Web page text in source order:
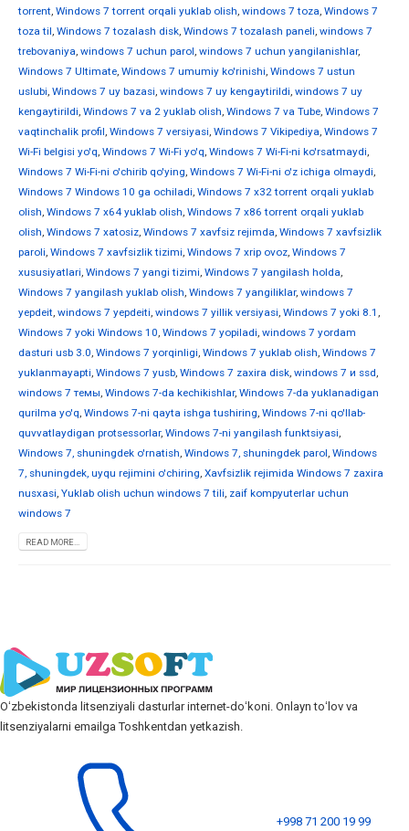
torrent, Windows 7 torrent orqali yuklab olish, windows 7 toza, Windows 7
toza til, Windows 7 tozalash disk, Windows 7 tozalash paneli, windows 7
trebovaniya, windows 7 uchun parol, windows 7 uchun yangilanishlar,
Windows 7 Ultimate, Windows 7 umumiy ko'rinishi, Windows 7 ustun
uslubi, Windows 7 uy bazasi, windows 7 uy kengaytirildi, windows 7 uy
kengaytirildi, Windows 7 va 2 yuklab olish, Windows 7 va Tube, Windows 7
vaqtinchalik profil, Windows 7 versiyasi, Windows 7 Vikipediya, Windows 7
Wi-Fi belgisi yo'q, Windows 7 Wi-Fi yo'q, Windows 7 Wi-Fi-ni ko'rsatmaydi,
Windows 7 Wi-Fi-ni o'chirib qo'ying, Windows 7 Wi-Fi-ni o'z ichiga olmaydi,
Windows 7 Windows 10 ga ochiladi, Windows 7 x32 torrent orqali yuklab
olish, Windows 7 x64 yuklab olish, Windows 7 x86 torrent orqali yuklab
olish, Windows 7 xatosiz, Windows 7 xavfsiz rejimda, Windows 7 xavfsizlik
paroli, Windows 7 xavfsizlik tizimi, Windows 7 xrip ovoz, Windows 7
xususiyatlari, Windows 7 yangi tizimi, Windows 7 yangilash holda,
Windows 7 yangilash yuklab olish, Windows 7 yangiliklar, windows 7
yepdeit, windows 7 yepdeiti, windows 7 yillik versiyasi, Windows 7 yoki 8.1 ,
Windows 7 yoki Windows 10, Windows 7 yopiladi, windows 7 yordam
dasturi usb 3.0, Windows 7 yorqinligi, Windows 7 yuklab olish, Windows 7
yuklanmayapti, Windows 7 yusb, Windows 7 zaxira disk, windows 7 и ssd,
windows 7 темы, Windows 7-da kechikishlar, Windows 7-da yuklanadigan
qurilma yo'q, Windows 7-ni qayta ishga tushiring, Windows 7-ni qo'llab-
quvvatlaydigan protsessorlar, Windows 7-ni yangilash funktsiyasi,
Windows 7, shuningdek o'rnatish, Windows 7, shuningdek parol, Windows
7, shuningdek, uyqu rejimini o'chiring, Xavfsizlik rejimida Windows 7 zaxira
nusxasi, Yuklab olish uchun windows 7 tili, zaif kompyuterlar uchun
windows 7
READ MORE...
Oʻzbekistonda litsenziyali dasturlar internet-doʻkoni. Onlayn toʻlov va
litsenziyalarni emailga Toshkentdan yetkazish.
+998 71 200 19 99